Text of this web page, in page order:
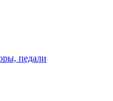
педали